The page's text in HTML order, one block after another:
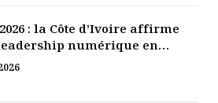
: la Côte d’Ivoire affirme
numérique en